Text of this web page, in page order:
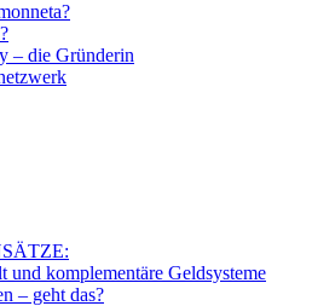
– die Gründerin
und komplementäre Geldsysteme
– geht das?